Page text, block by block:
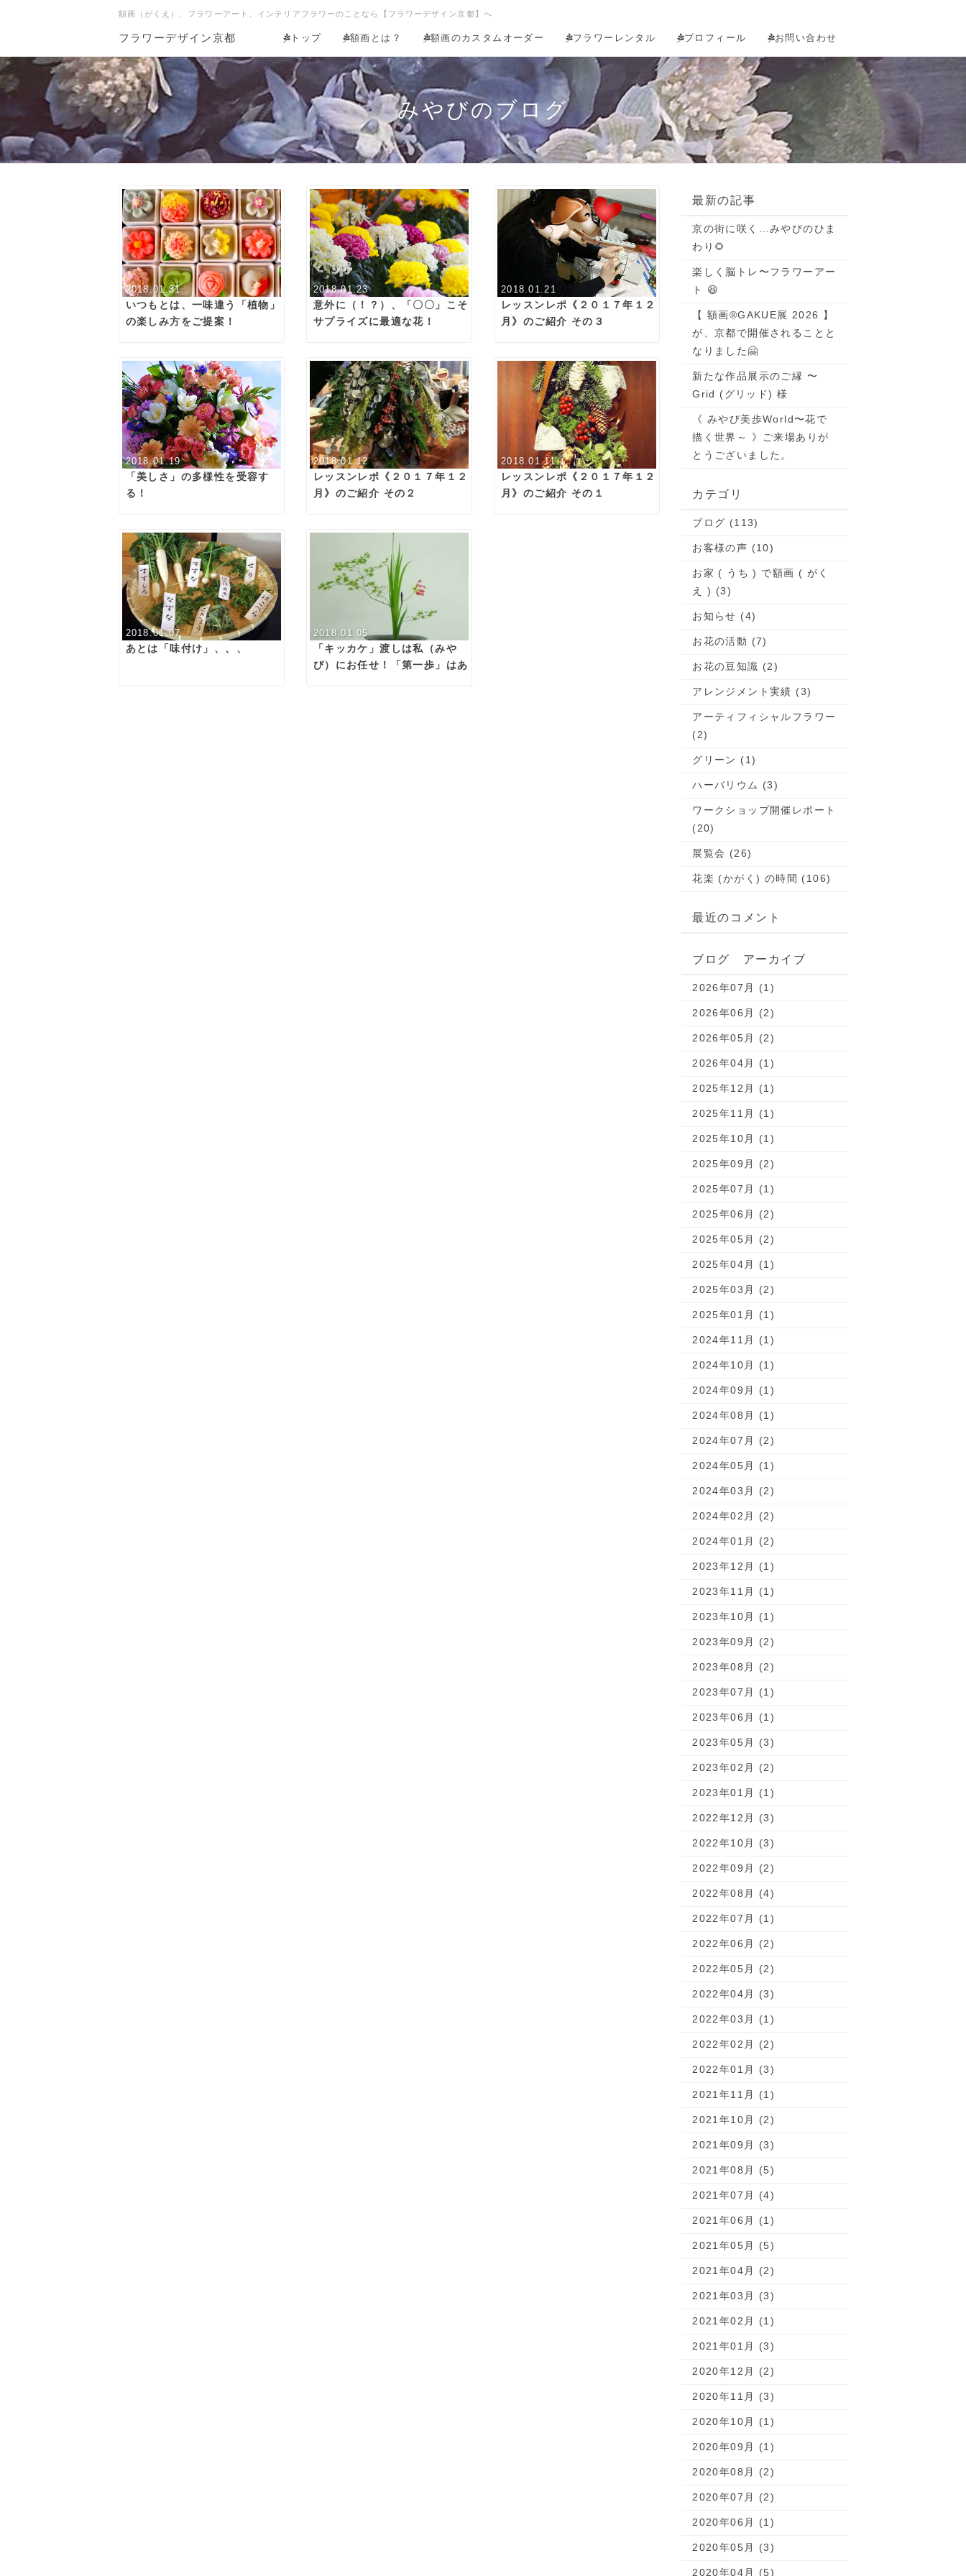
額画（がくえ）、フラワーアート、インテリアフラワーのことなら【フラワーデザイン京都】へ
フラワーデザイン京都 トップ 額画とは？ 額画のカスタムオーダー フラワーレンタル プロフィール お問い合わせ
みやびのブログ
2018.01.31
いつもとは、一味違う「植物」
の楽しみ方をご提案！
2018.01.23
意外に（！？）、「〇〇」こそ
サプライズに最適な花！
2018.01.21
レッスンレポ《２０１７年１２
月》のご紹介 その３
2018.01.19
「美しさ」の多様性を受容す
る！
2018.01.12
レッスンレポ《２０１７年１２
月》のご紹介 その２
2018.01.11
レッスンレポ《２０１７年１２
月》のご紹介 その１
2018.01.07
あとは「味付け」、、、
2018.01.05
「キッカケ」渡しは私（みや
び）にお任せ！「第一歩」はあ
最新の記事
京の街に咲く…みやびのひま
わり🌻
楽しく脳トレ〜フラワーアー
ト 😆
【 額画®GAKUE展 2026 】
が、京都で開催されることと
なりました🤗
新たな作品展示のご縁 〜
Grid (グリッド) 様
《 みやび美歩World〜花で
描く世界～ 》ご来場ありが
とうございました。
カテゴリ
ブログ (113)
お客様の声 (10)
お家 ( うち ) で額画 ( がく
え ) (3)
お知らせ (4)
お花の活動 (7)
お花の豆知識 (2)
アレンジメント実績 (3)
アーティフィシャルフラワー
(2)
グリーン (1)
ハーバリウム (3)
ワークショップ開催レポート
(20)
展覧会 (26)
花楽 (かがく) の時間 (106)
最近のコメント
ブログ アーカイブ
2026年07月 (1)
2026年06月 (2)
2026年05月 (2)
2026年04月 (1)
2025年12月 (1)
2025年11月 (1)
2025年10月 (1)
2025年09月 (2)
2025年07月 (1)
2025年06月 (2)
2025年05月 (2)
2025年04月 (1)
2025年03月 (2)
2025年01月 (1)
2024年11月 (1)
2024年10月 (1)
2024年09月 (1)
2024年08月 (1)
2024年07月 (2)
2024年05月 (1)
2024年03月 (2)
2024年02月 (2)
2024年01月 (2)
2023年12月 (1)
2023年11月 (1)
2023年10月 (1)
2023年09月 (2)
2023年08月 (2)
2023年07月 (1)
2023年06月 (1)
2023年05月 (3)
2023年02月 (2)
2023年01月 (1)
2022年12月 (3)
2022年10月 (3)
2022年09月 (2)
2022年08月 (4)
2022年07月 (1)
2022年06月 (2)
2022年05月 (2)
2022年04月 (3)
2022年03月 (1)
2022年02月 (2)
2022年01月 (3)
2021年11月 (1)
2021年10月 (2)
2021年09月 (3)
2021年08月 (5)
2021年07月 (4)
2021年06月 (1)
2021年05月 (5)
2021年04月 (2)
2021年03月 (3)
2021年02月 (1)
2021年01月 (3)
2020年12月 (2)
2020年11月 (3)
2020年10月 (1)
2020年09月 (1)
2020年08月 (2)
2020年07月 (2)
2020年06月 (1)
2020年05月 (3)
2020年04月 (5)